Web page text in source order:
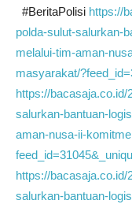
#BeritaPolisi https://
polda-sulut-salurkan-
melalui-tim-aman-
masyarakat/
https://bacasaja.co.id/
salurkan-bantuan-
aman-nusa-ii-
https://bacasaja.co.id/
salurkan-bantuan-